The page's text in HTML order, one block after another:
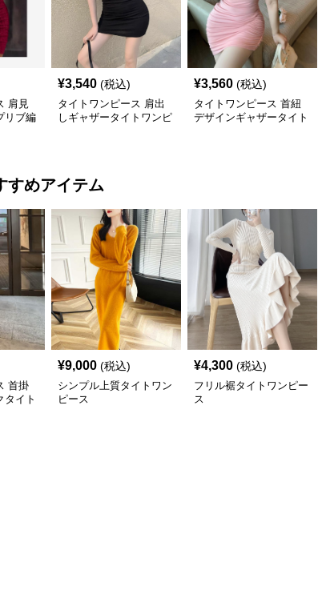
肩見
リブ編
¥3,540 (税込)
タイトワンピース 肩出
しギャザータイトワンピ
¥3,560 (税込)
タイトワンピース 首紐
デザインギャザータイト
すめアイテム
首掛
タイト
¥9,000 (税込)
シンプル上質タイトワン
ピース
¥4,300 (税込)
フリル裾タイトワンピー
ス